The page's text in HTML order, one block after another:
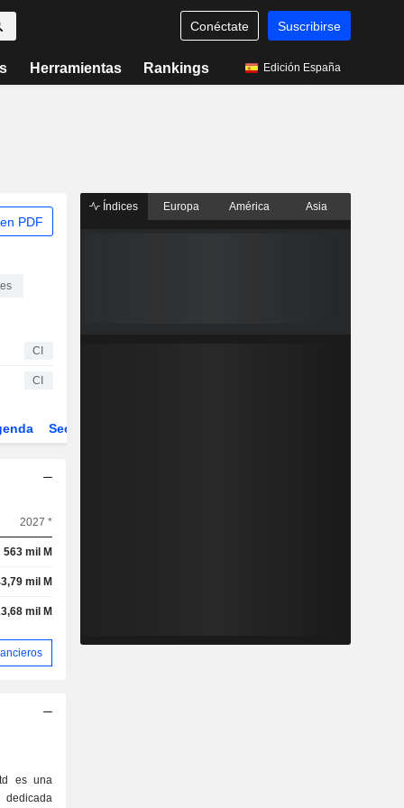
Conéctate Suscribirse
Herramientas Rankings Edición España
PDF
CI
CI
Sector
2027 *
563 mil M
mil M
mil M
es una
Índices Europa América Asia